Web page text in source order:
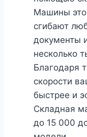
Машины
сгибают
документы
несколько
Благодаря
скорости
быстрее и
Складная
до 15 000